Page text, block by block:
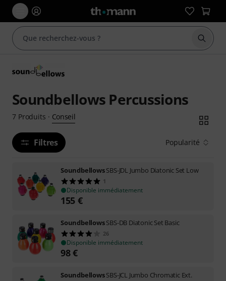
Soundbellows Percussions
7 Produits · Conseil
Filtres Popularité
SoundbellowsSBS-JDL Jumbo Diatonic Set Low
1
Disponible immédiatement
155 €
SoundbellowsSBS-DB Diatonic Set Basic
26
Disponible immédiatement
98€
SoundbellowsSBS-JCL Jumbo Chromatic Ext.